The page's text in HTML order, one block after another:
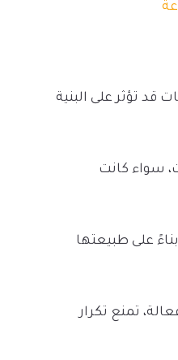
تؤثر على البنية
سواء كانت
على طبيعتها
تمنع تكرار